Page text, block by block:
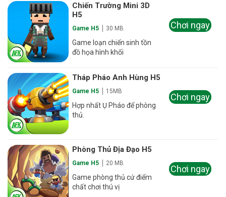
Chiến Trường Mini 3D
H5
Game H5 30 MB
Game loạn chiến sinh tồn
đồ họa hình khối
Chơi ngay
Tháp Pháo Anh Hùng H5
Game H5 15MB
Hợp nhất Ụ Pháo để phòng
thủ.
Chơi ngay
Phòng Thủ Địa Đạo H5
Game H5 20 MB
Game phòng thủ cứ điểm
chất chơi thú vị
Chơi ngay